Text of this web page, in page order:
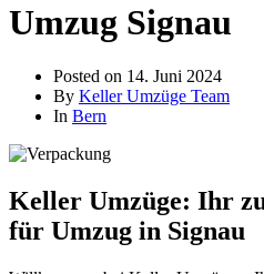
Umzug Signau
Posted on 14. Juni 2024
By Keller Umzüge Team
In Bern
Keller Umzüge: Ihr
für Umzug in Signau